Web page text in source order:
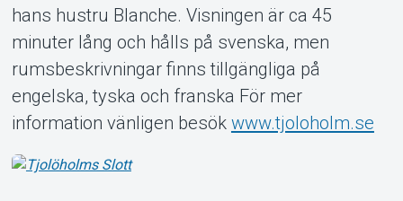
hans hustru Blanche. Visningen är ca 45
minuter lång och hålls på svenska, men
rumsbeskrivningar finns tillgängliga på
engelska, tyska och franska För mer
information vänligen besök www.tjoloholm.se